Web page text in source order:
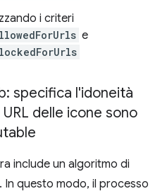
i criteri
e
specifica l'idoneità
URL delle icone sono
include un algoritmo di
questo modo, il processo